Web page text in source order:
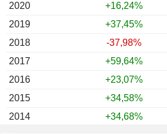
2020
+16,24%
2019
+37,45%
2018
-37,98%
2017
+59,64%
2016
+23,07%
2015
+34,58%
2014
+34,68%